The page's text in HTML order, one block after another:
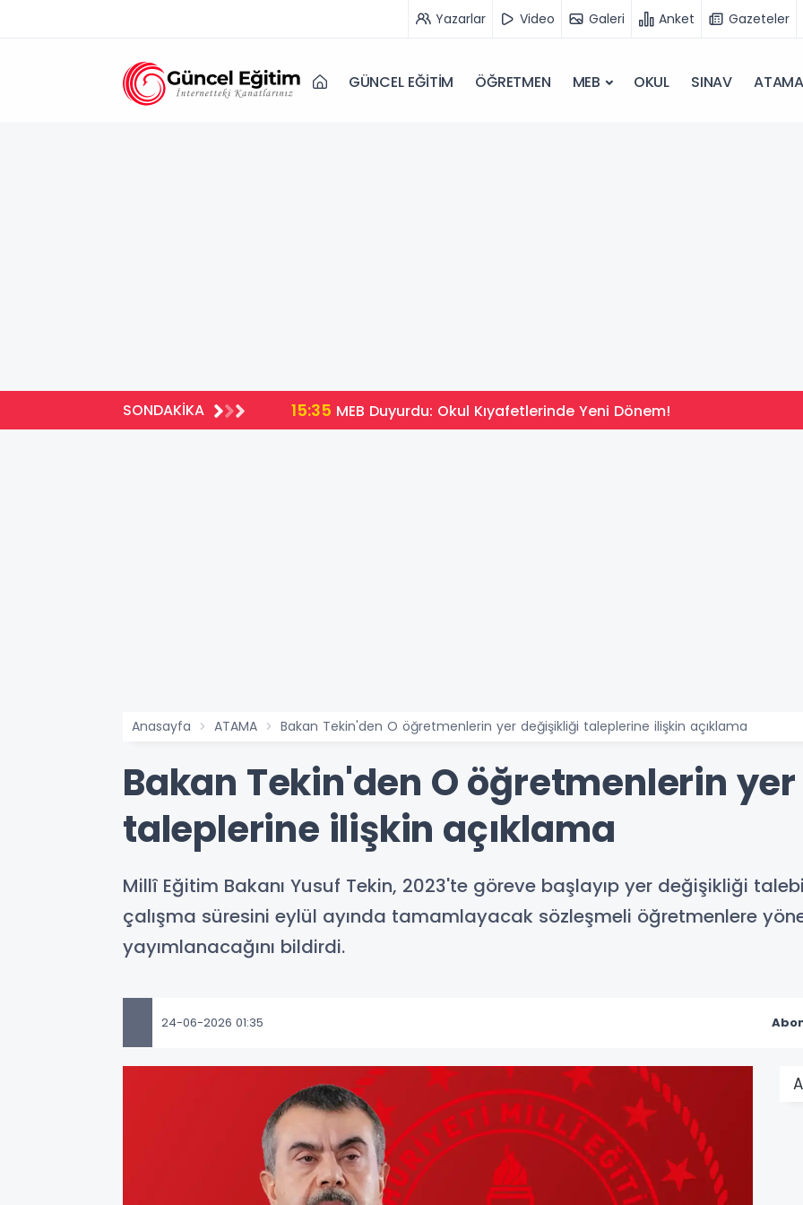
Yazarlar Video Galeri Anket Gazeteler
GÜNCEL EĞİTİM ÖĞRETMEN MEB OKUL SINAV ATAMA
SONDAKİKA 15:35 MEB Duyurdu: Okul Kıyafetlerinde Yeni Dönem!
Anasayfa ATAMA Bakan Tekin'den O öğretmenlerin yer değişikliği taleplerine ilişkin açıklama
Bakan Tekin'den O öğretmenlerin
taleplerine ilişkin açıklama
Millî Eğitim Bakanı Yusuf Tekin, 2023'te göreve başlayıp yer değişikliği
çalışma süresini eylül ayında tamamlayacak sözleşmeli öğretmenlere
yayımlanacağını bildirdi.
24-06-2026 01:35